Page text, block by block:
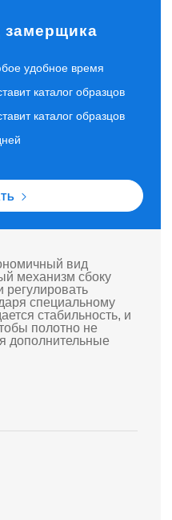
вид
механизм сбоку
регулировать
специальному
стабильность, и
полотно не
дополнительные
замерщика
удобное время
каталог образцов
каталог образцов